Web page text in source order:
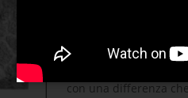
allarga l’orizzonte del
con una differenza